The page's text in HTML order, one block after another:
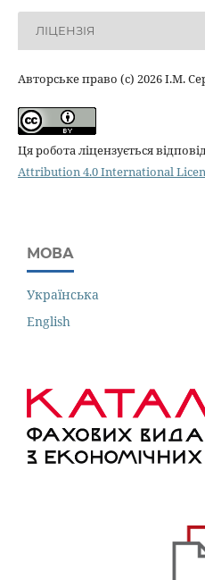
ЛІЦЕНЗІЯ
Авторське право (c) 2026 І.М.
Ця робота ліцензується
Attribution 4.0 International
МОВА
Українська
English